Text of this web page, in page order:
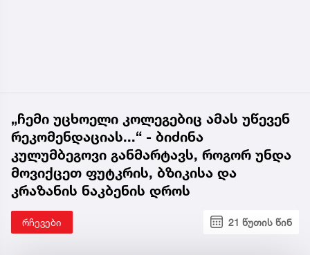
„ჩემი უცხოელი კოლეგებიც ამას უწევენ
რეკომენდაციას...“ - ბიძინა
კულუმბეგოვი განმარტავს, როგორ უნდა
მოვიქცეთ ფუტკრის, ბზიკისა და
კრაზანის ნაკბენის დროს
რჩევები 21 წუთის წინ